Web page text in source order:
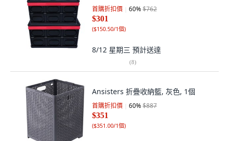
首購折扣價 60%$762
$301
($150.50/1個)
8/12 星期三 預計送達
(8)
Ansisters 折疊收納籃, 灰色, 1個
首購折扣價 60%$887
$351
($351.00/1個)